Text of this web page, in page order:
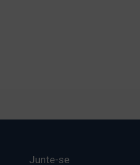
Junte-se